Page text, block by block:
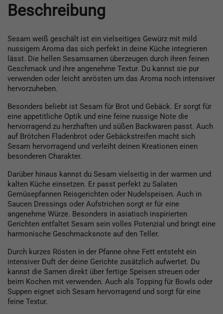
Beschreibung
Sesam weiß geschält ist ein vielseitiges Gewürz mit mild
nussigem Aroma das sich perfekt in deine Küche integrieren
lässt. Die hellen Sesamsamen überzeugen durch ihren feinen
Geschmack und ihre angenehme Textur. Du kannst sie pur
verwenden oder leicht anrösten um das Aroma noch intensiver
hervorzuheben.
Besonders beliebt ist Sesam für Brot und Gebäck. Er sorgt für
eine appetitliche Optik und eine feine nussige Note die
hervorragend zu herzhaften und süßen Backwaren passt. Auch
auf Brötchen Fladenbrot oder Gebäckstreifen macht sich
Sesam hervorragend und verleiht deinen Kreationen einen
besonderen Charakter.
Darüber hinaus kannst du Sesam vielseitig in der warmen und
kalten Küche einsetzen. Er passt perfekt zu Salaten
Gemüsepfannen Reisgerichten oder Nudelspeisen. Auch in
Saucen Dressings oder Aufstrichen sorgt er für eine
angenehme Würze. Besonders in asiatisch inspirierten
Gerichten entfaltet Sesam sein volles Potenzial und bringt eine
harmonische Geschmacksnote auf den Teller.
Durch kurzes Rösten in der Pfanne ohne Fett entsteht ein
intensiver Duft der deine Gerichte zusätzlich aufwertet. Du
kannst die Samen direkt über fertige Speisen streuen oder
beim Kochen mit verwenden. Auch als Topping für Bowls oder
Suppen eignet sich Sesam hervorragend und sorgt für eine
feine Textur.